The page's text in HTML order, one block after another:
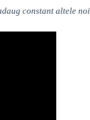
constant altele noi,